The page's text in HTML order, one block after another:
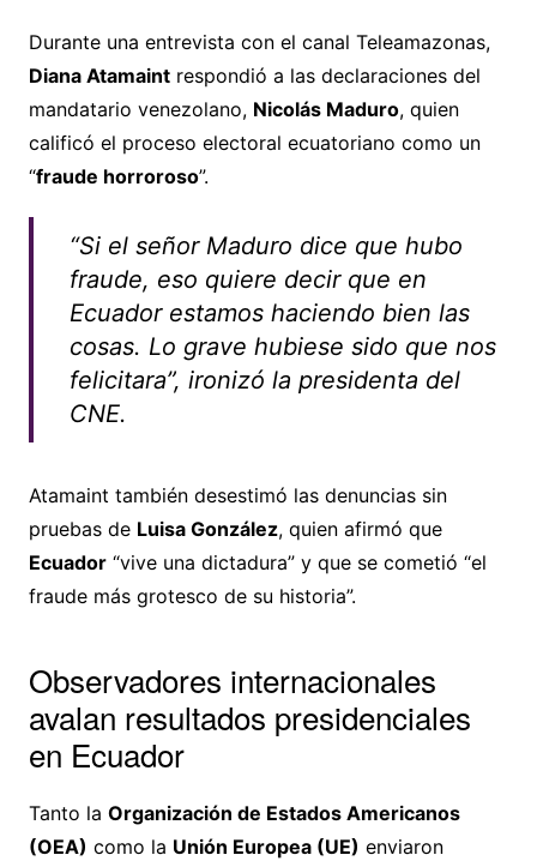
Durante una entrevista con el canal Teleamazonas,
Diana Atamaintrespondió a las declaraciones del
mandatario venezolano, Nicolás Maduro, quien
calificó el proceso electoral ecuatoriano como un
“fraude horroroso”.
“Si el señor Maduro dice que hubo
fraude, eso quiere decir que en
Ecuador estamos haciendo bien las
cosas. Lo grave hubiese sido que nos
felicitara”, ironizó la presidenta del
CNE.
Atamaint también desestimó las denuncias sin
pruebas de Luisa González, quien afirmó que
Ecuador“vive una dictadura” y que se cometió “el
fraude más grotesco de su historia”.
Observadores internacionales
avalan resultados presidenciales
en Ecuador
Tanto la Organización de Estados Americanos
(OEA) como la Unión Europea (UE) enviaron